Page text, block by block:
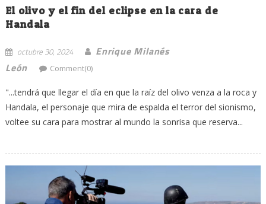
El olivo y el fin del eclipse en la cara de
Handala
octubre 30, 2024
Enrique Milanés
León
Comment(0)
"...tendrá que llegar el día en que la raíz del olivo venza a la roca y
Handala, el personaje que mira de espalda el terror del sionismo,
voltee su cara para mostrar al mundo la sonrisa que reserva...